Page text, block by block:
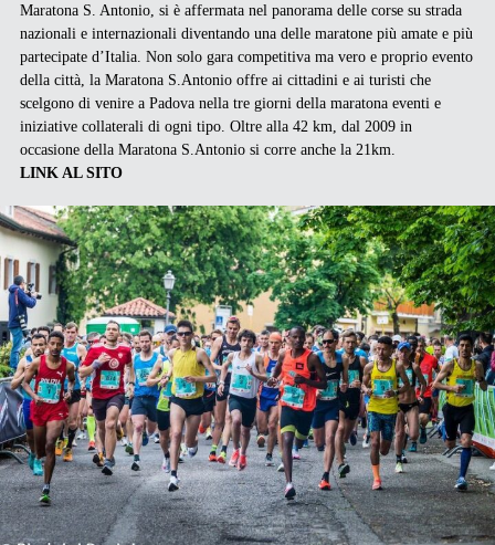
Maratona S. Antonio, si è affermata nel panorama delle corse su strada
nazionali e internazionali diventando una delle maratone più amate e più
partecipate d’Italia. Non solo gara competitiva ma vero e proprio evento
della città, la Maratona S.Antonio offre ai cittadini e ai turisti che
scelgono di venire a Padova nella tre giorni della maratona eventi e
iniziative collaterali di ogni tipo. Oltre alla 42 km, dal 2009 in
occasione della Maratona S.Antonio si corre anche la 21km.
LINK AL SITO